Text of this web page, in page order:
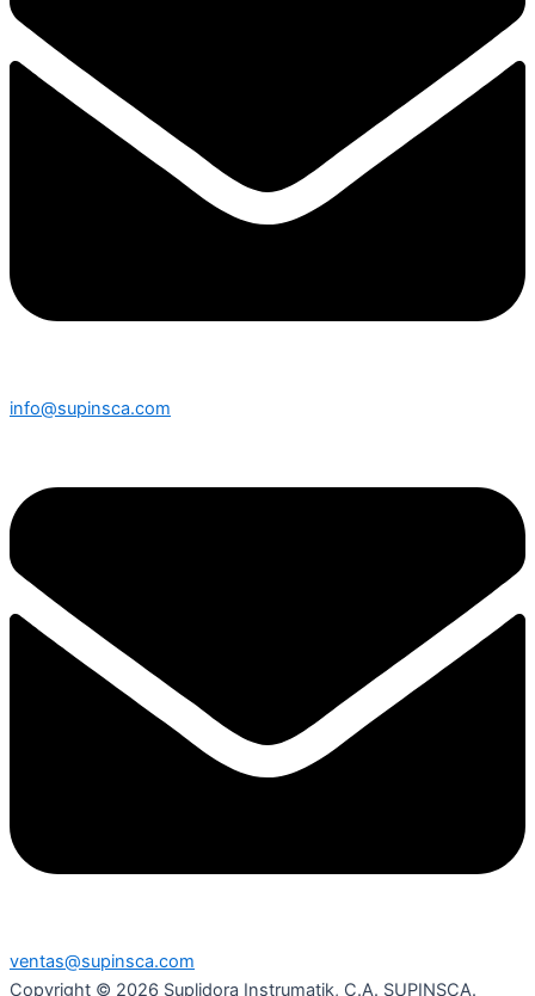
info@supinsca.com
ventas@supinsca.com
Copyright © 2026 Suplidora Instrumatik, C.A. SUPINSCA.